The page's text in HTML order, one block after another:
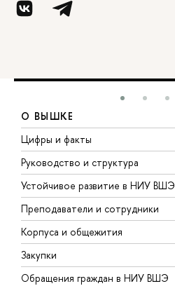
О ВЫШКЕ
Цифры и факты
Руководство и структура
Устойчивое развитие в НИУ ВШЭ
Преподаватели и сотрудники
Корпуса и общежития
Закупки
Обращения граждан в НИУ ВШЭ